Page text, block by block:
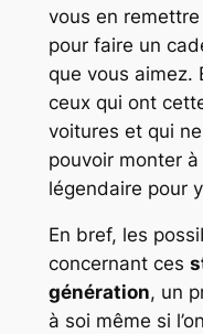
vous en
pour faire un
que vous aimez.
ceux qui ont
voitures et qui
pouvoir monter à
légendaire pour
En bref, les
concernant ces
génération, un
à soi même si